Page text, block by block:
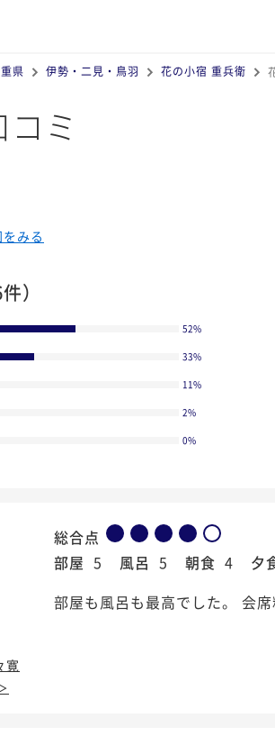
県 伊勢・二見・鳥羽 花の小宿 重兵衛
ミ
みる
）
52%
33%
11%
2%
0%
寛
総合点
部屋 5 風呂 5 朝食 4 夕
部屋も風呂も最高でした。 会